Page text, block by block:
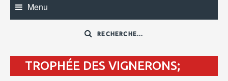
Menu
TROPHÉE DES VIGNERONS;